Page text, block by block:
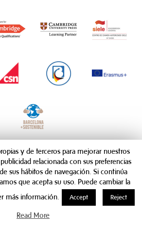
y de terceros para mejorar nuestros
relacionada con sus preferencias
sus hábitos de navegación. Si continúa
que acepta su uso. Puede cambiar la
más información.
Accept Reject
Read More